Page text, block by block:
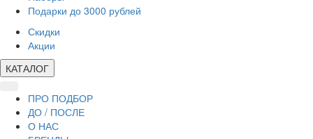
Подарки до 3000 рублей
Скидки
Акции
КАТАЛОГ
ПРО ПОДБОР
ДО / ПОСЛЕ
О НАС